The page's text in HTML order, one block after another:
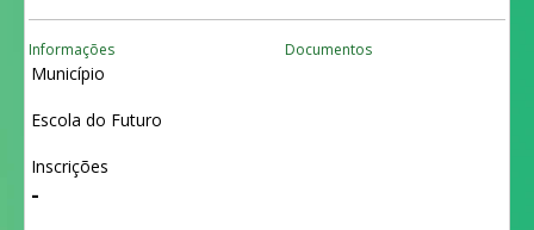
Informações Documentos
Município
Escola do Futuro
Inscrições
-